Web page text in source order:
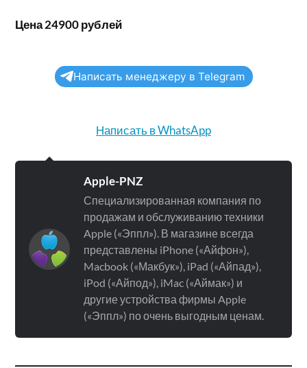
Цена 24900 рублей
Написать менеджеру в Telegram
Написать в WhatsApp
Apple-PNZ
Специализированная компания по
продажам и обслуживанию техники
Apple («Эппл»). В магазине всегда
представлены iPhone («Айфон»),
Macbook («Макбук»), iPad («Айпад»),
iPod («Айпод»), iMac («Аймак») и
другие устройства фирмы Apple
(«Эппл») по очень выгодным ценам.